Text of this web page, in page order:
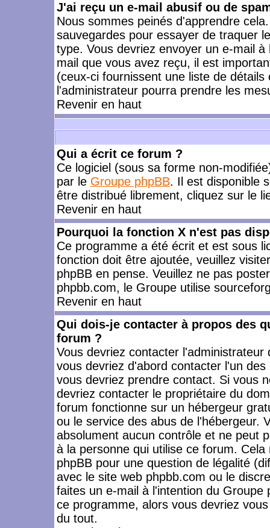
J'ai reçu un e-mail abusif ou de
Nous sommes peinés d'apprendre
sauvegardes pour essayer de traquer
type. Vous devriez envoyer un e-mail
mail que vous avez reçu, il est
(ceux-ci fournissent une liste de
l'administrateur pourra prendre les
Revenir en haut
Qui a écrit ce forum ?
Ce logiciel (sous sa forme non-
par le Groupe phpBB. Il est disponible
être distribué librement, cliquez sur le
Revenir en haut
Pourquoi la fonction X n'est pas
Ce programme a été écrit et est sous
fonction doit être ajoutée, veuillez
phpBB en pense. Veuillez ne pas
phpbb.com, le Groupe utilise
Revenir en haut
Qui dois-je contacter à propos des
forum ?
Vous devriez contacter
vous devriez d'abord contacter l'un
vous devriez prendre contact. Si vous
devriez contacter le propriétaire du
forum fonctionne sur un hébergeur
ou le service des abus de l'hébergeur.
absolument aucun contrôle et ne peut
à la personne qui utilise ce forum.
phpBB pour une question de légalité
avec le site web phpbb.com ou le
faites un e-mail à l'intention du
ce programme, alors vous devriez
du tout.